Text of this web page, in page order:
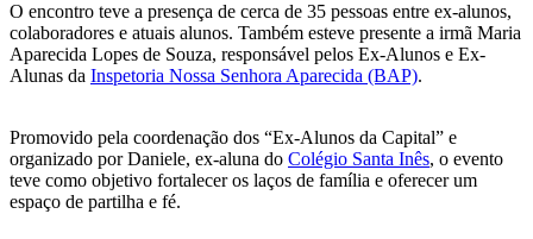
O encontro teve a presença de cerca de 35 pessoas entre ex-alunos,
colaboradores e atuais alunos. Também esteve presente a irmã Maria
Aparecida Lopes de Souza, responsável pelos Ex-Alunos e Ex-
Alunas da Inspetoria Nossa Senhora Aparecida (BAP).
Promovido pela coordenação dos “Ex-Alunos da Capital” e
organizado por Daniele, ex-aluna do Colégio Santa Inês, o evento
teve como objetivo fortalecer os laços de família e oferecer um
espaço de partilha e fé.